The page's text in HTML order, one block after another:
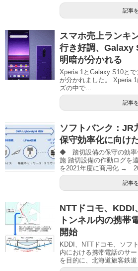
記事
スマホ売上ランキ
行き好調、Galaxy
明暗が分かれる
Xperia 1とGalaxy S10と
が分かれました。 Xperia
ズの中で...
記事
ソフトバンク：JR
保守効率化に向け
◆ 踏切設備の保守の効率
施 踏切設備の作動ログを
を2021年度に商用化 →
記事
NTTドコモ、
トンネル内の携帯
開始
KDDI、NTTドコモ、ソフ
内における携帯電話のサ
を目的に、北海道旅客鉄